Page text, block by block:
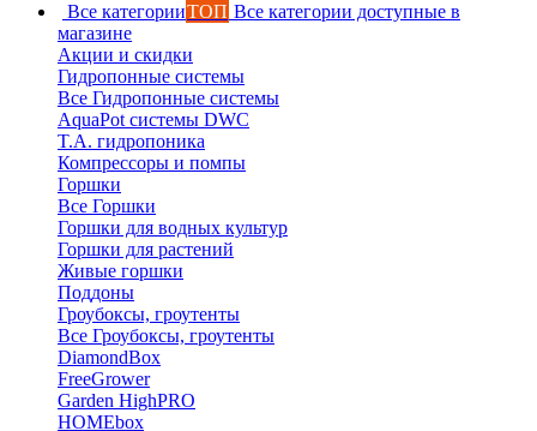
Все категорииТОП Все категории доступные в
магазине
Акции и скидки
Гидропонные системы
Все Гидропонные системы
AquaPot системы DWC
T.A. гидропоника
Компрессоры и помпы
Горшки
Все Горшки
Горшки для водных культур
Горшки для растений
Живые горшки
Поддоны
Гроубоксы, гроутенты
Все Гроубоксы, гроутенты
DiamondBox
FreeGrower
Garden HighPRO
HOMEbox